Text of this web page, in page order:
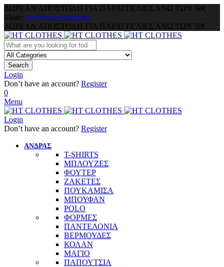
ΔΩΡΕΑΝ ΑΠΟΣΤΟΛΗ ΓΙΑ ΠΑΡΑΓΓΕΛΙΕΣ ΑΝΩ ΤΩΝ 50€
Share: Facebook Instagram
ΔΩΡΕΑΝ ΑΠΟΣΤΟΛΗ ΓΙΑ ΠΑΡΑΓΓΕΛΙΕΣ ΑΝΩ ΤΩΝ 50€
Search
Login
Don’t have an account? Register
0
Menu
Login
Don’t have an account? Register
ΑΝΔΡΑΣ
T-SHIRTS
ΜΠΛΟΥΖΕΣ
ΦΟΥΤΕΡ
ΖΑΚΕΤΕΣ
ΠΟΥΚΑΜΙΣΑ
ΜΠΟΥΦΑΝ
POLO
ΦΟΡΜΕΣ
ΠΑΝΤΕΛΟΝΙΑ
ΒΕΡΜΟΥΔΕΣ
ΚΟΛΑΝ
ΜΑΓΙΟ
ΠΑΠΟΥΤΣΙΑ